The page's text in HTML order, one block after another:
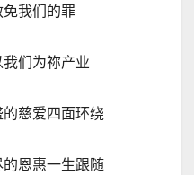
我们的罪
们为祢产业
慈爱四面环绕
恩惠一生跟随